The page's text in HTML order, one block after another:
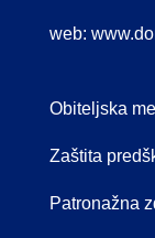
web:
Obiteljska
Zaštita
Patronažna